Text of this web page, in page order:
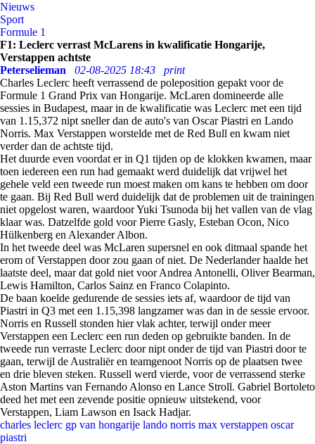
Nieuws
Sport
Formule 1
F1: Leclerc verrast McLarens in kwalificatie Hongarije,
Verstappen achtste
Peterselieman
02-08-2025 18:43
print
Charles Leclerc heeft verrassend de poleposition gepakt voor de
Formule 1 Grand Prix van Hongarije. McLaren domineerde alle
sessies in Budapest, maar in de kwalificatie was Leclerc met een tijd
van 1.15,372 nipt sneller dan de auto's van Oscar Piastri en Lando
Norris. Max Verstappen worstelde met de Red Bull en kwam niet
verder dan de achtste tijd.
Het duurde even voordat er in Q1 tijden op de klokken kwamen, maar
toen iedereen een run had gemaakt werd duidelijk dat vrijwel het
gehele veld een tweede run moest maken om kans te hebben om door
te gaan. Bij Red Bull werd duidelijk dat de problemen uit de trainingen
niet opgelost waren, waardoor Yuki Tsunoda bij het vallen van de vlag
klaar was. Datzelfde gold voor Pierre Gasly, Esteban Ocon, Nico
Hülkenberg en Alexander Albon.
In het tweede deel was McLaren supersnel en ook ditmaal spande het
erom of Verstappen door zou gaan of niet. De Nederlander haalde het
laatste deel, maar dat gold niet voor Andrea Antonelli, Oliver Bearman,
Lewis Hamilton, Carlos Sainz en Franco Colapinto.
De baan koelde gedurende de sessies iets af, waardoor de tijd van
Piastri in Q3 met een 1.15,398 langzamer was dan in de sessie ervoor.
Norris en Russell stonden hier vlak achter, terwijl onder meer
Verstappen een Leclerc een run deden op gebruikte banden. In de
tweede run verraste Leclerc door nipt onder de tijd van Piastri door te
gaan, terwijl de Australiër en teamgenoot Norris op de plaatsen twee
en drie bleven steken. Russell werd vierde, voor de verrassend sterke
Aston Martins van Fernando Alonso en Lance Stroll. Gabriel Bortoleto
deed het met een zevende positie opnieuw uitstekend, voor
Verstappen, Liam Lawson en Isack Hadjar.
charles leclerc gp van hongarije lando norris max verstappen oscar
piastri